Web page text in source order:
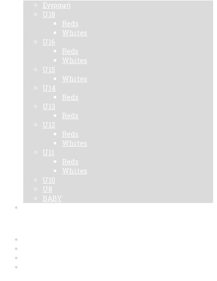
Εγγραφή
U18
Reds
Whites
U16
Reds
Whites
U15
Whites
U14
Reds
U13
Reds
U12
Reds
Whites
U11
Reds
Whites
U10
U8
BABY